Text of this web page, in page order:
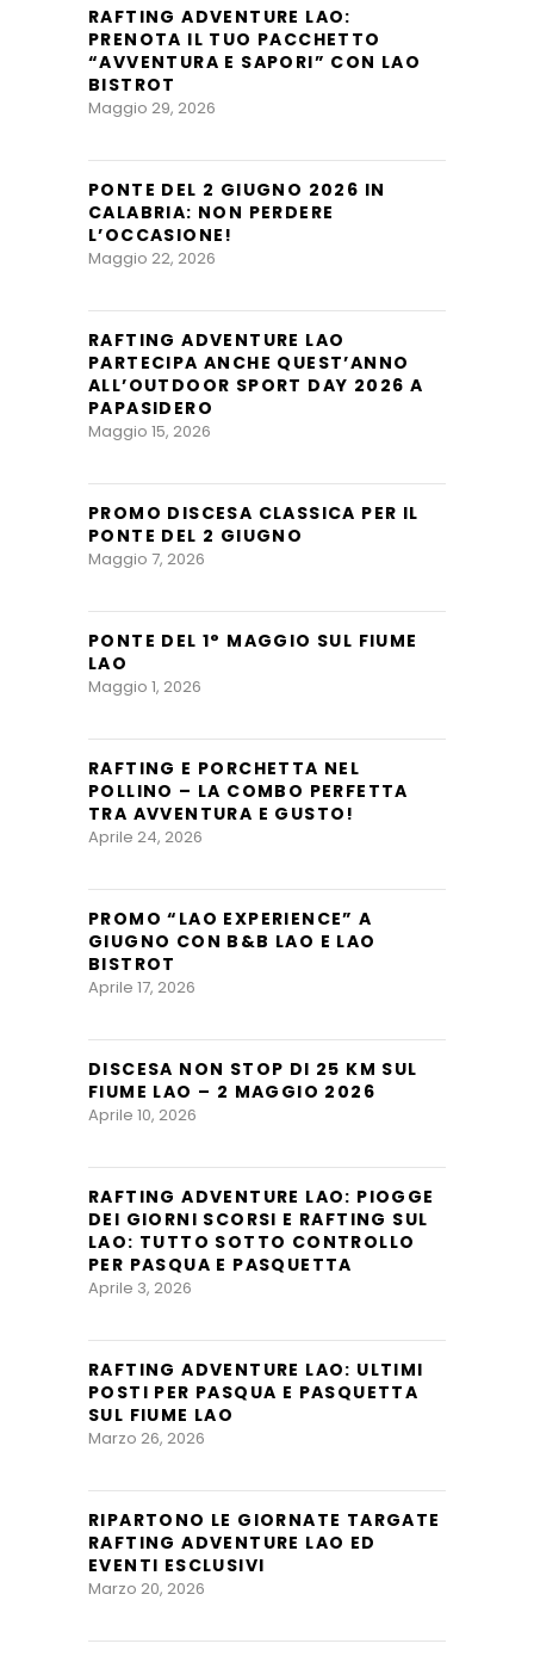
RAFTING ADVENTURE LAO:
PRENOTA IL TUO PACCHETTO
“AVVENTURA E SAPORI” CON LAO
BISTROT
Maggio 29, 2026
PONTE DEL 2 GIUGNO 2026 IN
CALABRIA: NON PERDERE
L’OCCASIONE!
Maggio 22, 2026
RAFTING ADVENTURE LAO
PARTECIPA ANCHE QUEST’ANNO
ALL’OUTDOOR SPORT DAY 2026 A
PAPASIDERO
Maggio 15, 2026
PROMO DISCESA CLASSICA PER IL
PONTE DEL 2 GIUGNO
Maggio 7, 2026
PONTE DEL 1° MAGGIO SUL FIUME
LAO
Maggio 1, 2026
RAFTING E PORCHETTA NEL
POLLINO – LA COMBO PERFETTA
TRA AVVENTURA E GUSTO!
Aprile 24, 2026
PROMO “LAO EXPERIENCE” A
GIUGNO CON B&B LAO E LAO
BISTROT
Aprile 17, 2026
DISCESA NON STOP DI 25 KM SUL
FIUME LAO – 2 MAGGIO 2026
Aprile 10, 2026
RAFTING ADVENTURE LAO: PIOGGE
DEI GIORNI SCORSI E RAFTING SUL
LAO: TUTTO SOTTO CONTROLLO
PER PASQUA E PASQUETTA
Aprile 3, 2026
RAFTING ADVENTURE LAO: ULTIMI
POSTI PER PASQUA E PASQUETTA
SUL FIUME LAO
Marzo 26, 2026
RIPARTONO LE GIORNATE TARGATE
RAFTING ADVENTURE LAO ED
EVENTI ESCLUSIVI
Marzo 20, 2026